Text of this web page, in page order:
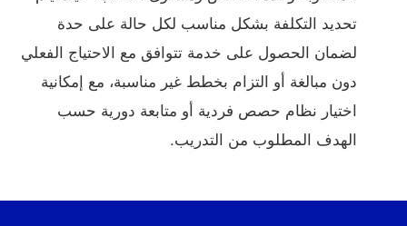
تحديد التكلفة بشكل مناسب لكل حالة على حدة
لضمان الحصول على خدمة تتوافق مع الاحتياج الفعلي
دون مبالغة أو التزام بخطط غير مناسبة، مع إمكانية
اختيار نظام حصص فردية أو متابعة دورية حسب
الهدف المطلوب من التدريب.